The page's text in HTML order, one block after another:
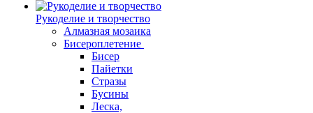
Рукоделие и творчество
Алмазная мозаика
Бисероплетение
Бисер
Пайетки
Стразы
Бусины
Леска,